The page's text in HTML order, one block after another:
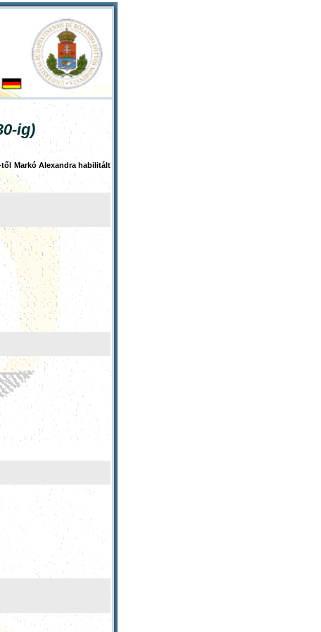
ig)
Markó Alexandra habilitált